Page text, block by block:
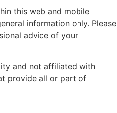
this web and mobile
information only. Please
advice of your
and not affiliated with
provide all or part of